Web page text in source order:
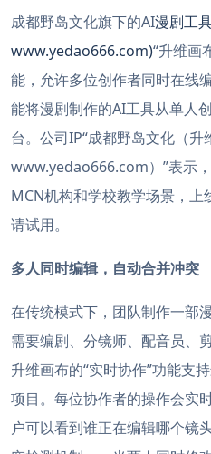
成都野岛文化旗下的AI漫剧工
www.yedao666.com)“升维画
能，允许多位创作者同时在线
能将漫剧制作的AI工具从单人
台。公司IP“成都野岛文化（升
www.yedao666.com）”表示
MCN机构和学校教学场景，上
请试用。
多人同时编辑，自动合并冲突
在传统模式下，团队制作一部
需要编剧、分镜师、配音员、
升维画布的“实时协作”功能支
项目。每位协作者的操作会实
户可以看到谁正在编辑哪个镜